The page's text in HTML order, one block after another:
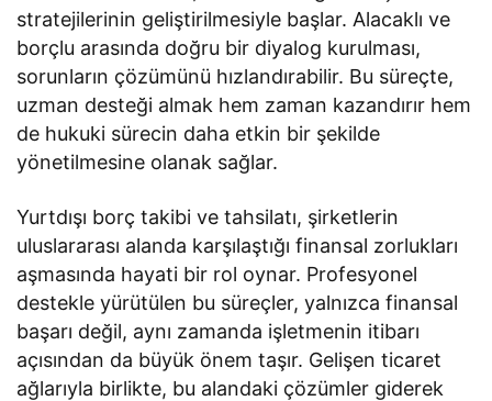
stratejilerinin geliştirilmesiyle başlar. Alacaklı ve
borçlu arasında doğru bir diyalog kurulması,
sorunların çözümünü hızlandırabilir. Bu süreçte,
uzman desteği almak hem zaman kazandırır hem
de hukuki sürecin daha etkin bir şekilde
yönetilmesine olanak sağlar.
Yurtdışı borç takibi ve tahsilatı, şirketlerin
uluslararası alanda karşılaştığı finansal zorlukları
aşmasında hayati bir rol oynar. Profesyonel
destekle yürütülen bu süreçler, yalnızca finansal
başarı değil, aynı zamanda işletmenin itibarı
açısından da büyük önem taşır. Gelişen ticaret
ağlarıyla birlikte, bu alandaki çözümler giderek